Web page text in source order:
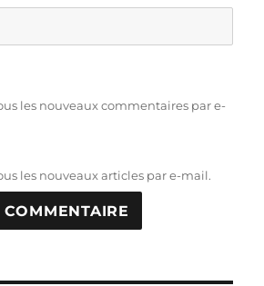
les nouveaux commentaires par e-
les nouveaux articles par e-mail.